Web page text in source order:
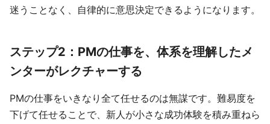
迷うことなく、自律的に意思決定できるようになります。
ステップ2：PMの仕事を、体系を理解したメ
ンターがレクチャーする
PMの仕事をいきなり全て任せるのは無謀です。難易度を
下げて任せることで、新人が小さな成功体験を積み重ねら